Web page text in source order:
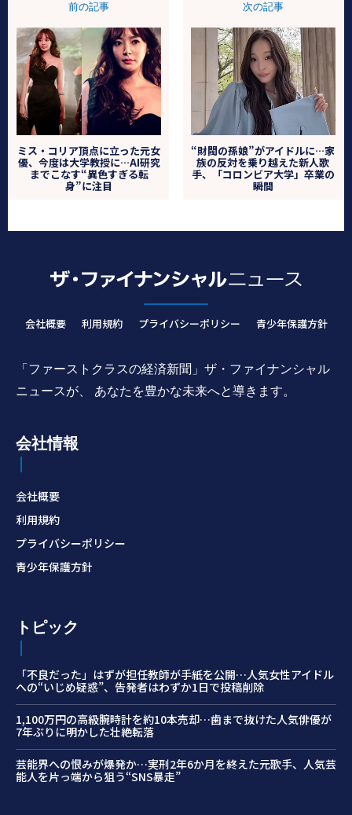
前の記事
ミス・コリア頂点に立った元女
優、今度は大学教授に…AI研究
までこなす“異色すぎる転
身”に注目
次の記事
“財閥の孫娘”がアイドルに…家
族の反対を乗り越えた新人歌
手、「コロンビア大学」卒業の
瞬間
会社概要 利用規約 プライバシーポリシー 青少年保護方針
「ファーストクラスの経済新聞」ザ・ファイナンシャル
ニュースが、 あなたを豊かな未来へと導きます。
会社情報
会社概要
利用規約
プライバシーポリシー
青少年保護方針
トピック
「不良だった」はずが担任教師が手紙を公開…人気女性アイドル
への“いじめ疑惑”、告発者はわずか1日で投稿削除
1,100万円の高級腕時計を約10本売却…歯まで抜けた人気俳優が
7年ぶりに明かした壮絶転落
芸能界への恨みが爆発か…実刑2年6か月を終えた元歌手、人気芸
能人を片っ端から狙う“SNS暴走”